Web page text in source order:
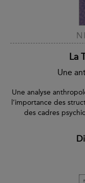
La
Une
Une analyse
l’importance des
des cadres